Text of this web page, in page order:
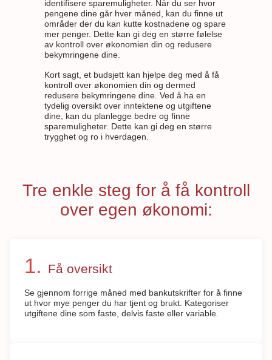
identifisere sparemuligheter. Når du ser hvor
pengene dine går hver måned, kan du finne ut
områder der du kan kutte kostnadene og spare
mer penger. Dette kan gi deg en større følelse
av kontroll over økonomien din og redusere
bekymringene dine.
Kort sagt, et budsjett kan hjelpe deg med å få
kontroll over økonomien din og dermed
redusere bekymringene dine. Ved å ha en
tydelig oversikt over inntektene og utgiftene
dine, kan du planlegge bedre og finne
sparemuligheter. Dette kan gi deg en større
trygghet og ro i hverdagen.
Tre enkle steg for å få kontroll
over egen økonomi:
Få oversikt
Se gjennom forrige måned med bankutskrifter for å finne
ut hvor mye penger du har tjent og brukt. Kategoriser
utgiftene dine som faste, delvis faste eller variable.